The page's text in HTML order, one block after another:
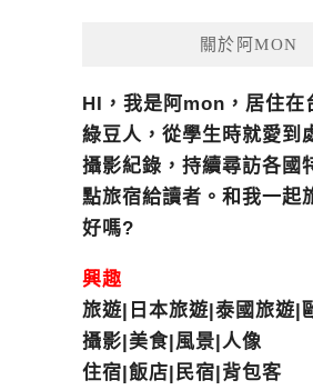
關於阿MON
HI，我是阿mon，居住在
綠豆人，從學生時就愛到
攝影紀錄，持續尋訪各國
點旅宿給讀者。和我一起
好嗎?
興趣
旅遊|日本旅遊|泰國旅遊|
攝影|美食|風景|人像
住宿|飯店|民宿|背包客